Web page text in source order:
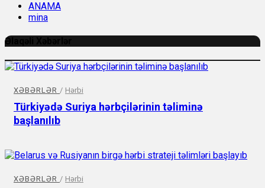
ANAMA
mina
Əlaqəli Xəbərlər
XƏBƏRLƏR / Hərbi
Türkiyədə Suriya hərbçilərinin təliminə
başlanılıb
XƏBƏRLƏR / Hərbi